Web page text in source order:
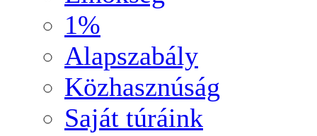
1%
Alapszabály
Közhasznúság
Saját túráink